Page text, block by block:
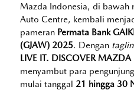
Mazda Indonesia, di bawah
Auto Centre, kembali
pameran Permata Bank
(GJAW) 2025. Dengan
LIVE IT. DISCOVER MAZDA
menyambut para
mulai tanggal21 hingga 30